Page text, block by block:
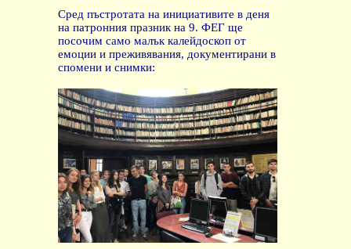
Сред пъстротата на инициативите в деня
на патронния празник на 9. ФЕГ ще
посочим само малък калейдоскоп от
емоции и преживявания, документирани в
спомени и снимки: